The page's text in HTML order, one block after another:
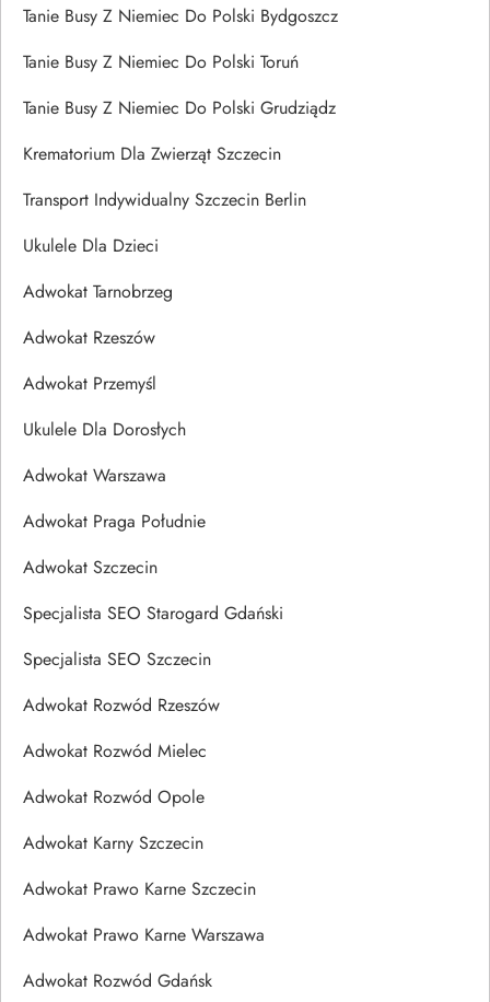
Tanie Busy Z Niemiec Do Polski Bydgoszcz
Tanie Busy Z Niemiec Do Polski Toruń
Tanie Busy Z Niemiec Do Polski Grudziądz
Krematorium Dla Zwierząt Szczecin
Transport Indywidualny Szczecin Berlin
Ukulele Dla Dzieci
Adwokat Tarnobrzeg
Adwokat Rzeszów
Adwokat Przemyśl
Ukulele Dla Dorosłych
Adwokat Warszawa
Adwokat Praga Południe
Adwokat Szczecin
Specjalista SEO Starogard Gdański
Specjalista SEO Szczecin
Adwokat Rozwód Rzeszów
Adwokat Rozwód Mielec
Adwokat Rozwód Opole
Adwokat Karny Szczecin
Adwokat Prawo Karne Szczecin
Adwokat Prawo Karne Warszawa
Adwokat Rozwód Gdańsk